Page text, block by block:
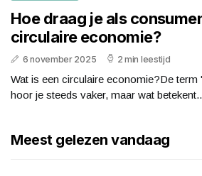
Hoe draag je als
circulaire economie?
6 november 2025 2 min leestijd
Wat is een circulaire economie?De
hoor je steeds vaker, maar wat
Meest gelezen vandaag